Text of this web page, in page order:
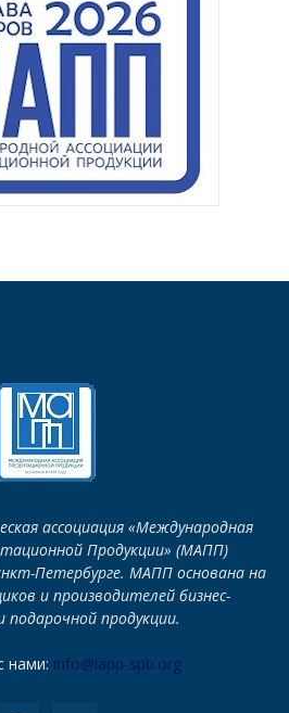
ассоциация «Международная
Продукции» (МАПП)
Петербурге. МАПП основана на
и производителей бизнес-
подарочной продукции.
нами: info@iapp-spb.org